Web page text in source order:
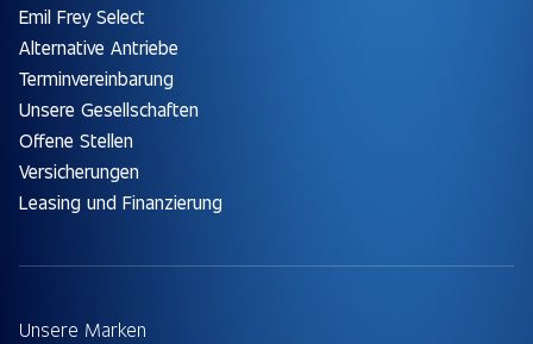
Emil Frey Select
Alternative Antriebe
Terminvereinbarung
Unsere Gesellschaften
Offene Stellen
Versicherungen
Leasing und Finanzierung
Unsere Marken